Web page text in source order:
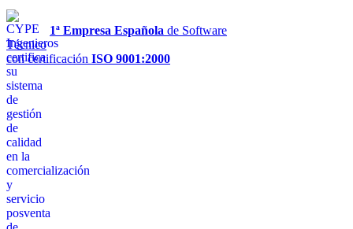
1ª Empresa Española de Software
Técnico
con certificación ISO 9001:2000